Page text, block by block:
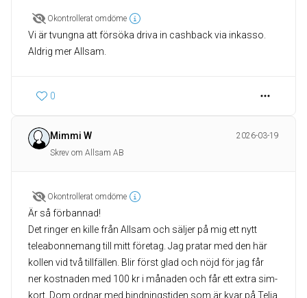
Okontrollerat omdöme
Vi är tvungna att försöka driva in cashback via inkasso.
Aldrig mer Allsam.
0
Mimmi W
2026-03-19
Skrev om Allsam AB
Okontrollerat omdöme
Är så förbannad!
Det ringer en kille från Allsam och säljer på mig ett nytt
teleabonnemang till mitt företag. Jag pratar med den här
kollen vid två tillfällen. Blir först glad och nöjd för jag får
ner kostnaden med 100 kr i månaden och får ett extra sim-
kort. Dom ordnar med bindningstiden som är kvar på Telia